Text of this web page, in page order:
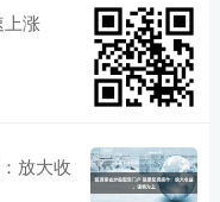
上涨
放大收